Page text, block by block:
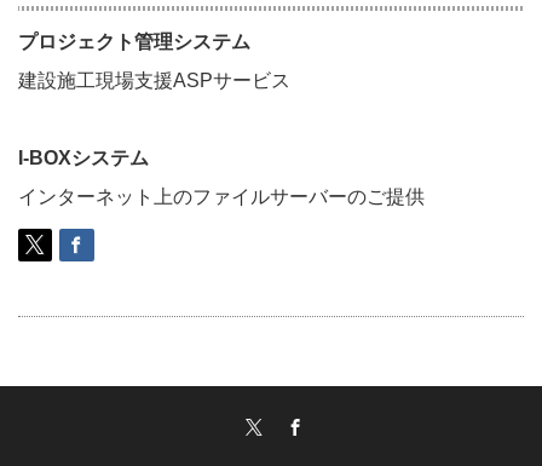
プロジェクト管理システム
建設施工現場支援ASPサービス
I-BOXシステム
インターネット上のファイルサーバーのご提供